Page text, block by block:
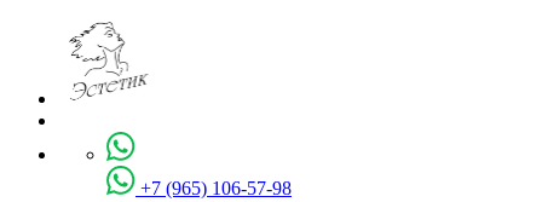
+7 (965) 106-57-98